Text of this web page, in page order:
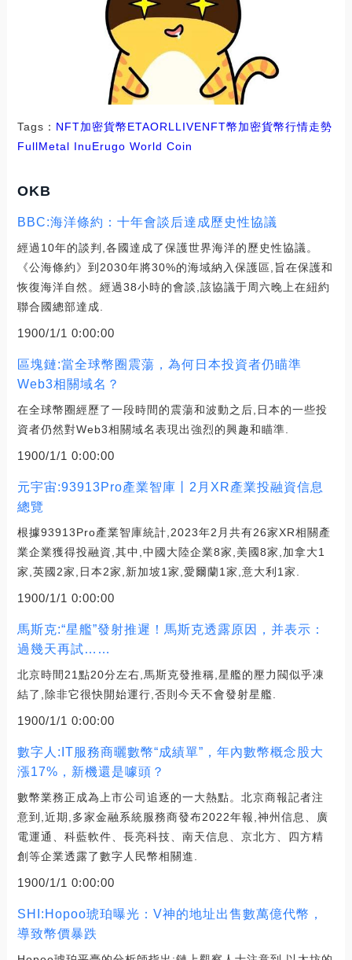
Tags： NFT加密貨幣ETAORL LIVENFT幣加密貨幣行情走勢
FullMetal InuErugo World Coin
OKB
BBC:海洋條約：十年會談后達成歷史性協議
經過10年的談判,各國達成了保護世界海洋的歷史性協議。
《公海條約》到2030年將30%的海域納入保護區,旨在保護和
恢復海洋自然。經過38小時的會談,該協議于周六晚上在紐約
聯合國總部達成.
1900/1/1 0:00:00
區塊鏈:當全球幣圈震蕩，為何日本投資者仍瞄準
Web3相關域名？
在全球幣圈經歷了一段時間的震蕩和波動之后,日本的一些投
資者仍然對Web3相關域名表現出強烈的興趣和瞄準.
1900/1/1 0:00:00
元宇宙:93913Pro產業智庫丨2月XR產業投融資信息
總覽
根據93913Pro產業智庫統計,2023年2月共有26家XR相關產
業企業獲得投融資,其中,中國大陸企業8家,美國8家,加拿大1
家,英國2家,日本2家,新加坡1家,愛爾蘭1家,意大利1家.
1900/1/1 0:00:00
馬斯克:“星艦”發射推遲！馬斯克透露原因，并表示：
過幾天再試……
北京時間21點20分左右,馬斯克發推稱,星艦的壓力閥似乎凍
結了,除非它很快開始運行,否則今天不會發射星艦.
1900/1/1 0:00:00
數字人:IT服務商曬數幣“成績單”，年內數幣概念股大
漲17%，新機還是噱頭？
數幣業務正成為上市公司追逐的一大熱點。北京商報記者注
意到,近期,多家金融系統服務商發布2022年報,神州信息、廣
電運通、科藍軟件、長亮科技、南天信息、京北方、四方精
創等企業透露了數字人民幣相關進.
1900/1/1 0:00:00
SHI:Hopoo琥珀曝光：V神的地址出售數萬億代幣，
導致幣價暴跌